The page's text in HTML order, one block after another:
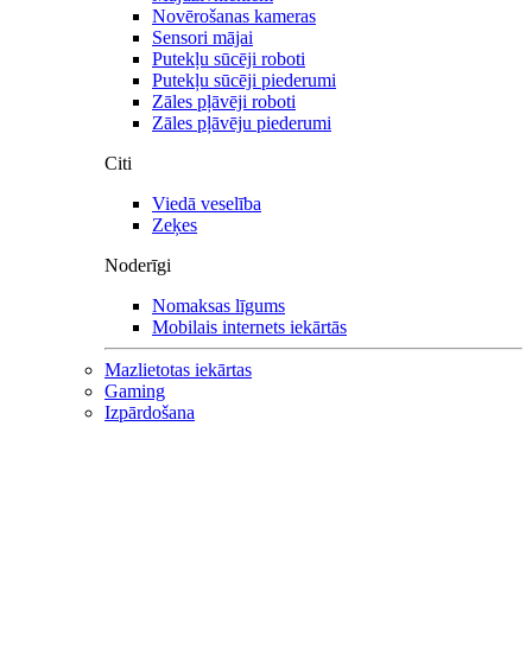
Novērošanas kameras
Sensori mājai
Putekļu sūcēji roboti
Putekļu sūcēji piederumi
Zāles pļāvēji roboti
Zāles pļāvēju piederumi
Citi
Viedā veselība
Zeķes
Noderīgi
Nomaksas līgums
Mobilais internets iekārtās
Mazlietotas iekārtas
Gaming
Izpārdošana